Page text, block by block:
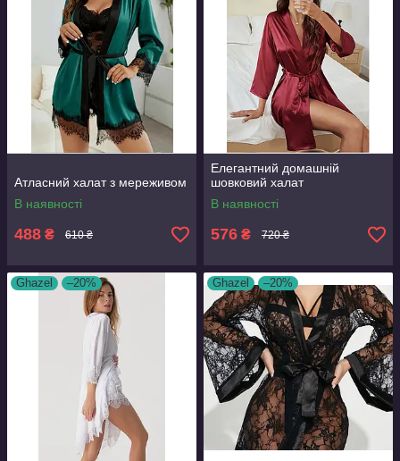
Атласний халат з мереживом
В наявності
488 ₴ 610 ₴
Елегантний домашній
шовковий халат
В наявності
576 ₴ 720 ₴
Ghazel –20% Ghazel –20%